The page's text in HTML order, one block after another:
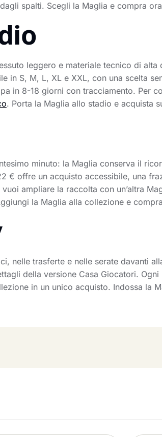
spalti. Scegli la Maglia e compra
leggero e materiale tecnico di alta
in S, M, L, XL e XXL, con una scelta
in 8-18 giorni con tracciamento. Per
. Porta la Maglia allo stadio e acquista
minuto: la Maglia conserva il
€ offre un acquisto accessibile, una
ampliare la raccolta con un’altra
la Maglia alla collezione e
nelle trasferte e nelle serate davanti
della versione Casa Giocatori. Ogni
in un unico acquisto. Indossa la